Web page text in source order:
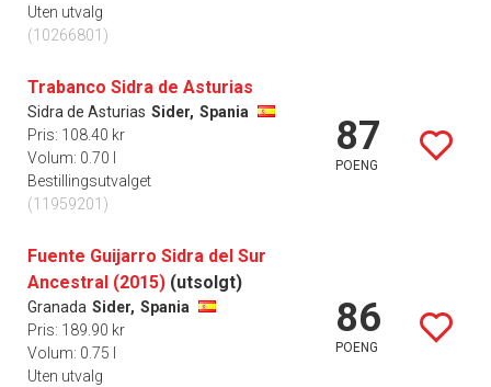
Uten utvalg
(10266801)
Trabanco Sidra de Asturias
Sidra de Asturias Sider, Spania
Pris: 108.40 kr
Volum: 0.70 l
Bestillingsutvalget
(11959201)
87
POENG
Fuente Guijarro Sidra del Sur
Ancestral (2015) (utsolgt)
Granada Sider, Spania
Pris: 189.90 kr
Volum: 0.75 l
Uten utvalg
86
POENG